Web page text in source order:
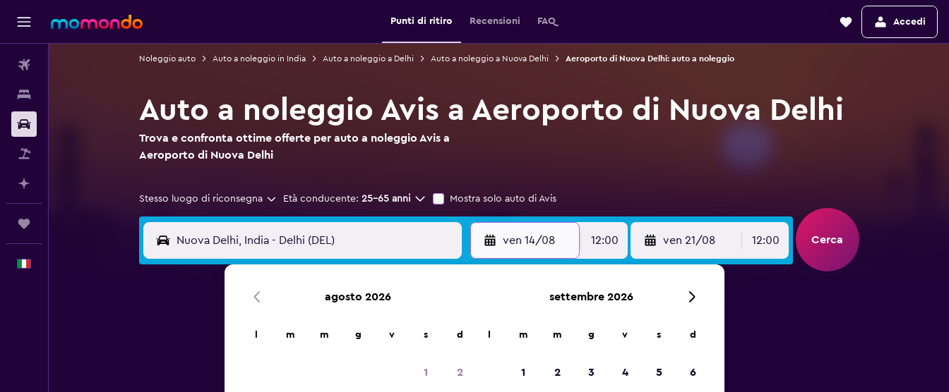
Punti di ritiro Recensioni FAQ Accedi
Noleggio auto Auto a noleggio in India Auto a noleggio a Delhi Auto a noleggio a Nuova Delhi Aeroporto di Nuova Delhi: auto a noleggio
Auto a noleggio Avis a Aeroporto di Nuova Delhi
Trova e confronta ottime offerte per auto a noleggio Avis a
Aeroporto di Nuova Delhi
Stesso luogo di riconsegna Età conducente: 25-65 anni Mostra solo auto di Avis
ven 14/08 12:00 ven 21/08 12:00 Cerca
d'Europa 2023
agosto 2026
m m g v s d
1 2
settembre 2026
m m g v s d
1 2 3 4 5 6